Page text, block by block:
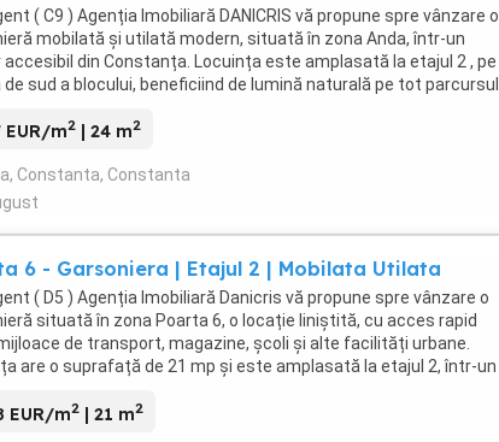
( C9 ) Agenția Imobiliară DANICRIS vă propune spre vânzare o
mobilată și utilată modern, situată în zona Anda, într-un
din Constanța. Locuința este amplasată la etajul 2 , pe
sud a blocului, beneficiind de lumină naturală pe tot parcursul
EUR/m2 | 24 m2
Constanta, Constanta
6 - Garsoniera | Etajul 2 | Mobilata Utilata
( D5 ) Agenția Imobiliară Danicris vă propune spre vânzare o
situată în zona Poarta 6, o locație liniștită, cu acces rapid
de transport, magazine, școli și alte facilități urbane.
are o suprafață de 21 mp și este amplasată la etajul 2, într-un
EUR/m2 | 21 m2